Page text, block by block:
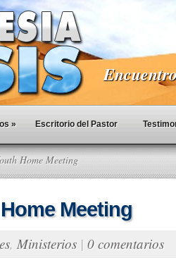
» Escritorio del Pastor
Home Meeting
Meeting
, Ministerios | 0 comentarios